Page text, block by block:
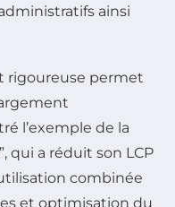
ainsi
rigoureuse permet
l’exemple de la
qui a réduit son LCP
combinée
et optimisation du